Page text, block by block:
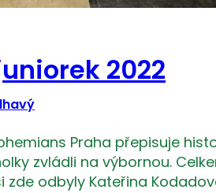
2022
Praha přepisuje
zvládli na výbornou.
zde odbyly Kateřina